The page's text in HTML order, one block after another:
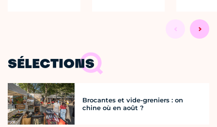
SÉLECTIONS
Brocantes et vide-greniers : on
chine où en août ?